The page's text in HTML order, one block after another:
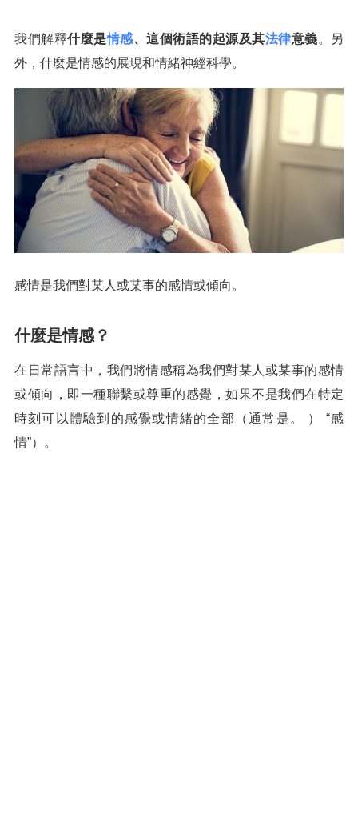
我們解釋什麼是情感、這個術語的起源及其法律意義。另
外，什麼是情感的展現和情緒神經科學。
感情是我們對某人或某事的感情或傾向。
什麼是情感？
在日常語言中，我們將情感稱為我們對某人或某事的感情
或傾向，即一種聯繫或尊重的感覺，如果不是我們在特定
時刻可以體驗到的感覺或情緒的全部（通常是。 ） “感
情”）。